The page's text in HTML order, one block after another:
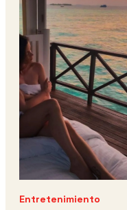
Entretenimiento